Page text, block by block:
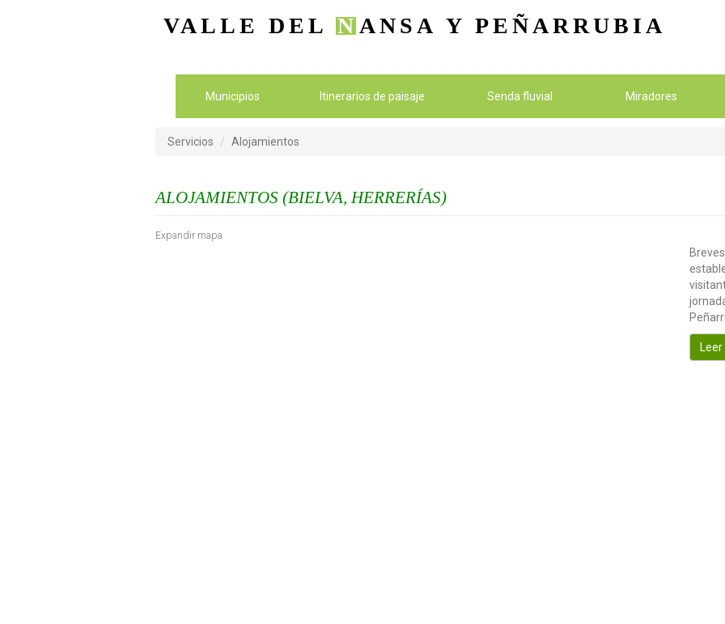
VALLE DEL NANSA Y PEÑARRUBIA
Municipios Itinerarios de paisaje Senda fluvial Miradores
Servicios Alojamientos
ALOJAMIENTOS (BIELVA, HERRERÍAS)
Expandir mapa